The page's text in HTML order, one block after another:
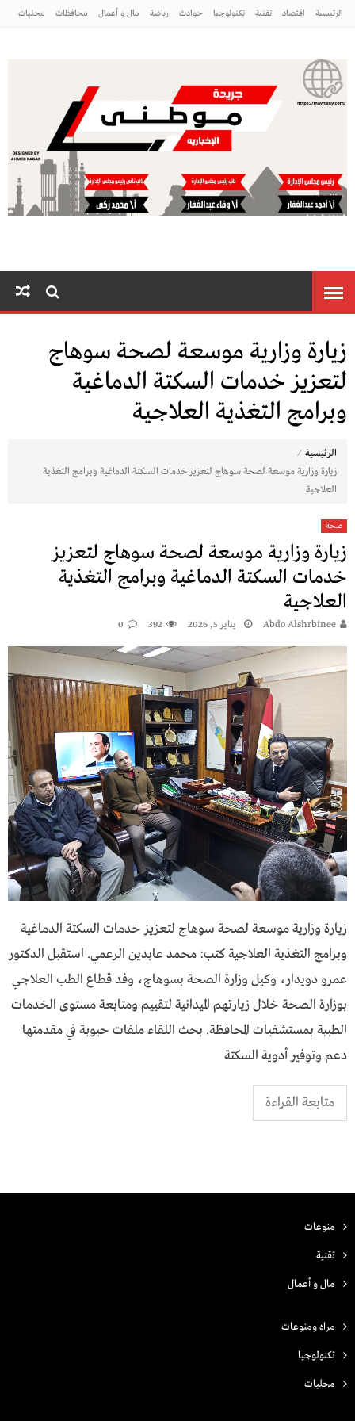
الرئيسية اقتصاد تقنية تكنولوجيا حوادث رياضة مال و أعمال محافظات محليات
زيارة وزارية موسعة لصحة سوهاج
لتعزيز خدمات السكتة الدماغية
وبرامج التغذية العلاجية
الرئيسية ⁄
زيارة وزارية موسعة لصحة سوهاج لتعزيز خدمات السكتة الدماغية وبرامج التغذية
العلاجية
صحة
زيارة وزارية موسعة لصحة سوهاج لتعزيز
خدمات السكتة الدماغية وبرامج التغذية
العلاجية
Abdo Alshrbinee يناير 5, 2026 392
0
زيارة وزارية موسعة لصحة سوهاج لتعزيز خدمات السكتة الدماغية
وبرامج التغذية العلاجية ​كتب: محمد عابدين الرعمي. ​استقبل الدكتور
عمرو دويدار، وكيل وزارة الصحة بسوهاج، وفد قطاع الطب العلاجي
بوزارة الصحة خلال زيارتهم الميدانية لتقييم ومتابعة مستوى الخدمات
الطبية بمستشفيات المحافظة. ​بحث اللقاء ملفات حيوية في مقدمتها
دعم وتوفير أدوية السكتة
متابعة القراءة
منوعات
تقنية
مال و أعمال
مراه ومنوعات
تكنولوجيا
محليات